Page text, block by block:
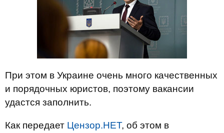
При этом в Украине очень много качественных
и порядочных юристов, поэтому вакансии
удастся заполнить.
Как передает Цензор.НЕТ, об этом в